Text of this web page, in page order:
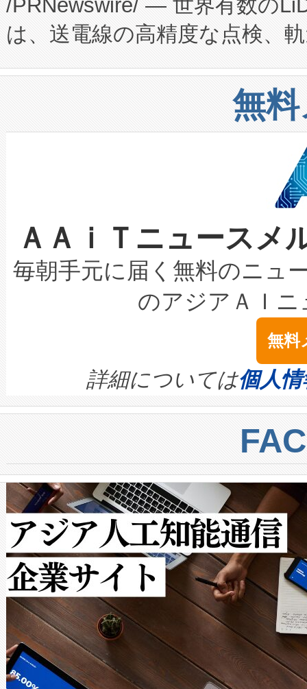
プログラムには、施設設計・
に関する技術移転および知的
構造化トレーニングカリキュ
上げおよび商用化段階におけ
設備整備および立ち上げ調整
加組織は、Enzeneのバイオ
選定された製品について、自
取得できる可能性もあります
設には、3億～4億ドルかか
最高経営責任者（CEO）であ
す。「当社のfully-connected
ームを利用すれば、6,000万
きます。この効率性は、フェ
た。 Voltaiq独自のAI搭載プラ
定、統合、導入、運用に至る
安全性を追跡し、確保する事
増加しているデータセンター
る電力網に大きな負担をかけ
事業者の負担軽減という課題
系統連系を迅速にし、ピーク
限を超えて利用可能な電力容
持できるよう貢献します。こ
ービスレベル契約（SLA）違
テリー性能の劣化によるダウ
念は、現在データセンターが
ます。 Voltaiq provides a
quality and reliability for AI
BESS stack to ensure battery
centers. Voltaiqは、ai&のAI
からシステム統合、試運転、
クルの各段階のデータを監視
[…]
/PRNewswire/ — 世界有数の
は、送電線の高精度な点検、
や穀物倉庫におけるバルク材
リューション「Avia 2」を発
したAvia 2は、1,000メート
狭視野のFOVを切り替えるこ
ケーブル、枝などの細かな対
なレーザースポットにより、
な環境下でも豊かなディテー
キロメートル範囲を検出
LiDAR for Inspections,
は1535 nmレーザーを搭載。
イズの小径化を実現すること
す。ノーマルモードでは、
ートル先まで検出でき、これ
トに対して約600メートルに
では、反射率10％のターゲッ
で向上し、最大検知距離は
ットだけで最大1キロメート
ルの変電所周囲を監視でき、
作業と点群処理を簡素化でき
Avia 2は、2種類のFOVオプシ
× 80°のノーマルモード、長
ードを切り替えて使用するこ
無
ＡＡｉＴニュース
毎朝手元に届く無料のニュ
のアジアＡＩ
無料
詳細については個人